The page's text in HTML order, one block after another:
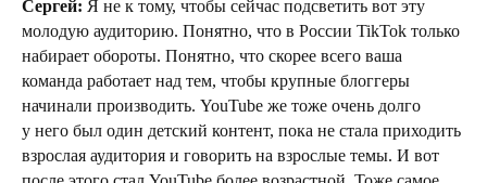
Сергей: Я не к тому, чтобы сейчас подсветить вот эту
молодую аудиторию. Понятно, что в России TikTok только
набирает обороты. Понятно, что скорее всего ваша
команда работает над тем, чтобы крупные блоггеры
начинали производить. YouTube же тоже очень долго
у него был один детский контент, пока не стала приходить
взрослая аудитория и говорить на взрослые темы. И вот